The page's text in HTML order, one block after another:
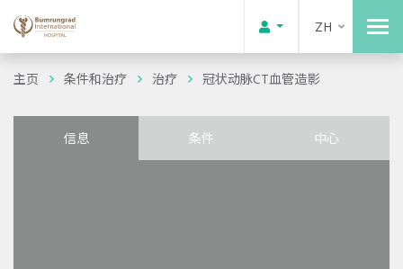
ZH
主页 条件和治疗 治疗 冠状动脉CT血管造影
信息 条件 中心